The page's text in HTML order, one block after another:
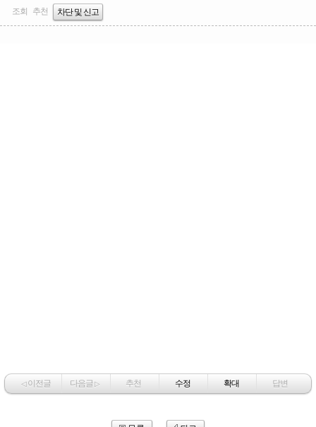
조회 추천 차단 및 신고
◁이전글 다음글▷ 추천 수정 확대 답변